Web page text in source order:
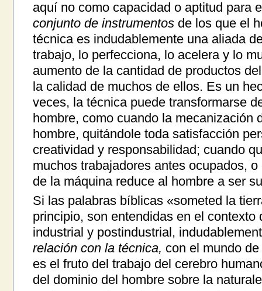
aquí no como capacidad o aptitud para
conjunto de instrumentosde los que el
técnica es indudablemente una aliada
trabajo, lo perfecciona, lo acelera y lo
aumento de la cantidad de productos
la calidad de muchos de ellos. Es un
veces, la técnica puede transformarse
hombre, como cuando la mecanización
hombre, quitándole toda satisfacción
creatividad y responsabilidad; cuando
muchos trabajadores antes ocupados,
de la máquina reduce al hombre a ser
Si las palabras bíblicas «someted la
principio, son entendidas en el contexto
industrial y postindustrial,
relación con la técnica, con el mundo
es el fruto del trabajo del cerebro
del dominio del hombre sobre la